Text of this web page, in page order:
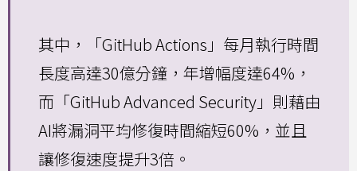
其中，「GitHub Actions」每月執行時間
長度高達30億分鐘，年增幅度達64%，
而「GitHub Advanced Security」則藉由
AI將漏洞平均修復時間縮短60%，並且
讓修復速度提升3倍。